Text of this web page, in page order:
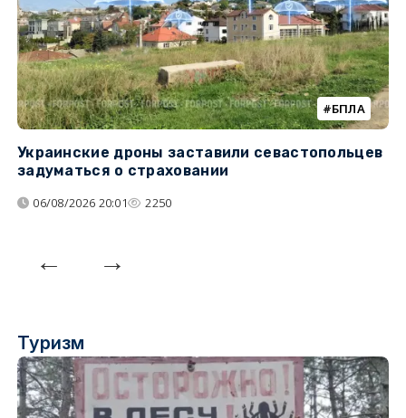
БПЛА
Украинские дроны заставили севастопольцев
задуматься о страховании
06/08/2026 20:01 2250
Туризм